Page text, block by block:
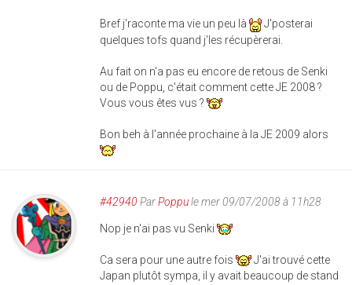
Bref j'raconte ma vie un peu là
J'posterai
quelques tofs quand j'les récupèrerai.
Au fait on n'a pas eu encore de retous de Senki
ou de Poppu, c'était comment cette JE 2008 ?
Vous vous êtes vus ?
Bon beh à l'année prochaine à la JE 2009 alors
#42940 ParPoppule mer 09/07/2008 à 11h28
Nop je n'ai pas vu Senki
Ca sera pour une autre fois
J'ai trouvé cette
Japan plutôt sympa, il y avait beaucoup de stand